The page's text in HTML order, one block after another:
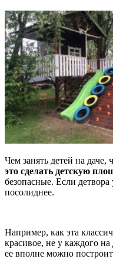
Чем занять детей на даче,
это сделать детскую
безопасные. Если
посолиднее.
Например, как эта
красивое, не у каждого
ее вполне можно